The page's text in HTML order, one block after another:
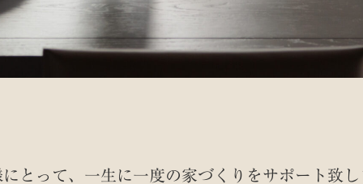
とって、一生に一度の家づくりを サポート致